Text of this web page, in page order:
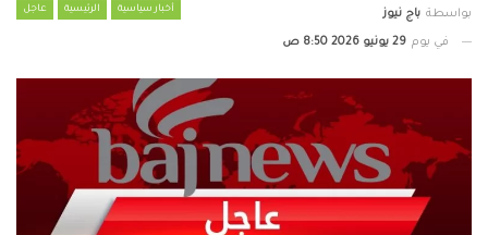
أخبار سياسية الرئيسية عاجل بواسطة باج نيوز
في يوم 29 يونيو 2026 8:50 ص